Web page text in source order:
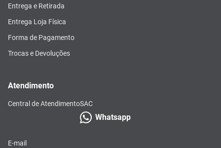
Entrega e Retirada
Entrega Loja Física
Forma de Pagamento
Trocas e Devoluções
Atendimento
Central de AtendimentoSAC
Whatsapp
E-mail